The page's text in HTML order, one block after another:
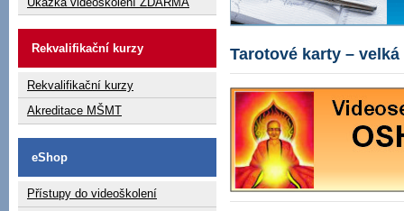
Rekvalifikační kurzy
Rekvalifikační kurzy
Akreditace MŠMT
eShop
Přístupy do videoškolení
Tarotové karty – velká